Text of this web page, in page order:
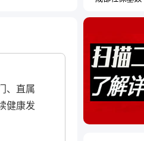
、直属
健康发